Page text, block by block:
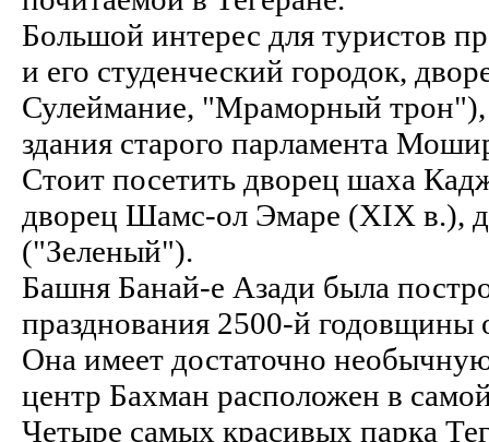
Большой интерес для туристов
и его студенческий городок,
Сулеймание, "Мраморный
здания старого парламента
Стоит посетить дворец шаха
дворец Шамс-ол Эмаре (XIX в.),
("Зеленый").
Башня Банай-е Азади была
празднования 2500-й
Она имеет достаточно
центр Бахман расположен в
Четыре самых красивых парка